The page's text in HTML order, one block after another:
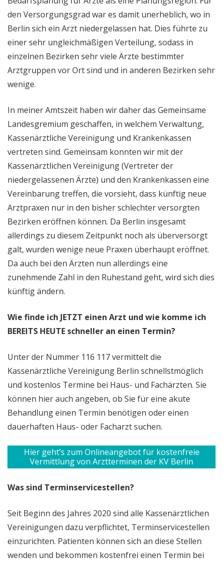
den Versorgungsgrad war es damit unerheblich, wo in
Berlin sich ein Arzt niedergelassen hat. Dies führte zu
einer sehr ungleichmäßigen Verteilung, sodass in
einzelnen Bezirken sehr viele Ärzte bestimmter
Arztgruppen vor Ort sind und in anderen Bezirken sehr
wenige.
In meiner Amtszeit haben wir daher das Gemeinsame
Landesgremium geschaffen, in welchem Verwaltung,
Kassenärztliche Vereinigung und Krankenkassen
vertreten sind. Gemeinsam konnten wir mit der
Kassenärztlichen Vereinigung (Vertreter der
niedergelassenen Ärzte) und den Krankenkassen eine
Vereinbarung treffen, die vorsieht, dass künftig neue
Arztpraxen nur in den bisher schlechter versorgten
Bezirken eröffnen können. Da Berlin insgesamt
allerdings zu diesem Zeitpunkt noch als überversorgt
galt, wurden wenige neue Praxen überhaupt eröffnet.
Da auch bei den Ärzten nun allerdings eine
zunehmende Zahl in den Ruhestand geht, wird sich dies
künftig ändern.
Wie finde ich JETZT einen Arzt und wie komme ich
BEREITS HEUTE schneller an einen Termin?
Unter der Nummer 116 117 vermittelt die
Kassenärztliche Vereinigung Berlin schnellstmöglich
und kostenlos Termine bei Haus- und Fachärzten. Sie
können hier auch angeben, ob Sie für eine akute
Behandlung einen Termin benötigen oder einen
dauerhaften Haus- oder Facharzt suchen.
Hier geht’s zum Onlineangebot für kostenfreie
Vermittlung von Arztterminen der KV Berlin
Was sind Terminservicestellen?
Seit Beginn des Jahres 2020 sind alle Kassenärztlichen
Vereinigungen dazu verpflichtet, Terminservicestellen
einzurichten. Patienten können sich an diese Stellen
wenden und bekommen kostenfrei einen Termin bei